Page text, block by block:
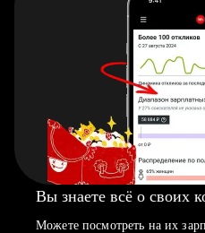
Вы знаете всё о своих
Можете посмотреть на их